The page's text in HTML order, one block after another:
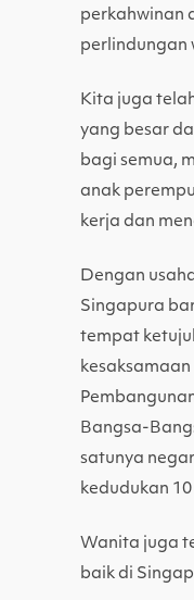
perkahwinan
perlindungan
Kita juga
yang besar
bagi semua,
anak
kerja dan
Dengan
Singapura
tempat
Bangsa-
satunya
kedudukan
Wanita juga
baik di